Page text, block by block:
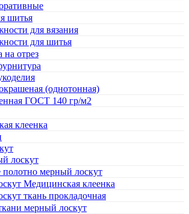
шитья
для вязания
для шитья
отрез
(однотонная)
ГОСТ 140 гр/м2
клеенка
лоскут
полотно мерный лоскут
Медицинская клеенка
ткань прокладочная
мерный лоскут